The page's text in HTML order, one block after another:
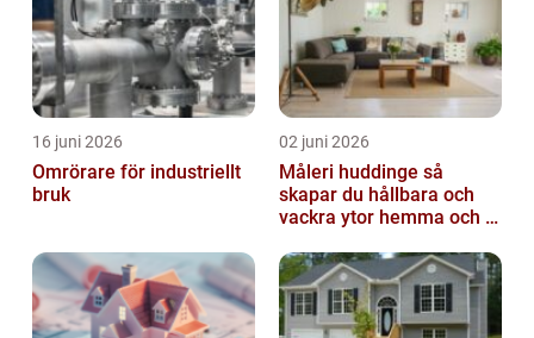
flaggspel barnrum Fl...
16 juni 2026
Omrörare för industriellt
bruk
02 juni 2026
Måleri huddinge så
skapar du hållbara och
vackra ytor hemma och i